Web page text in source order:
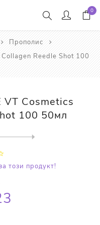
0
Прополис
Reedle Shot 100
Cosmetics
100 50мл
този продукт!